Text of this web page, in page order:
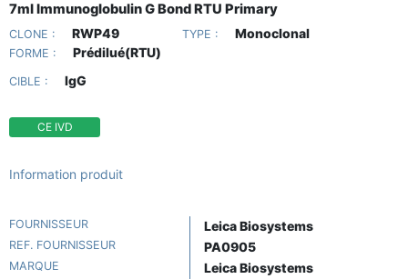
7ml Immunoglobulin G Bond RTU Primary
CLONE : RWP49 TYPE : Monoclonal
FORME : Prédilué(RTU)
CIBLE : IgG
CE IVD
Information produit
FOURNISSEUR Leica Biosystems
REF. FOURNISSEUR PA0905
MARQUE Leica Biosystems